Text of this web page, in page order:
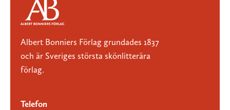
Albert Bonniers Förlag grundades 1837
och är Sveriges största skönlitterära
förlag.
Telefon